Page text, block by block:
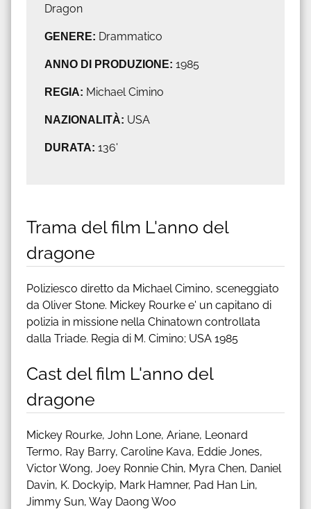
Dragon
GENERE: Drammatico
ANNO DI PRODUZIONE: 1985
REGIA: Michael Cimino
NAZIONALITÀ: USA
DURATA: 136'
Trama del film L'anno del
dragone
Poliziesco diretto da Michael Cimino, sceneggiato
da Oliver Stone. Mickey Rourke e' un capitano di
polizia in missione nella Chinatown controllata
dalla Triade. Regia di M. Cimino; USA 1985
Cast del film L'anno del
dragone
Mickey Rourke, John Lone, Ariane, Leonard
Termo, Ray Barry, Caroline Kava, Eddie Jones,
Victor Wong, Joey Ronnie Chin, Myra Chen, Daniel
Davin, K. Dockyip, Mark Hamner, Pad Han Lin,
Jimmy Sun, Way Daong Woo